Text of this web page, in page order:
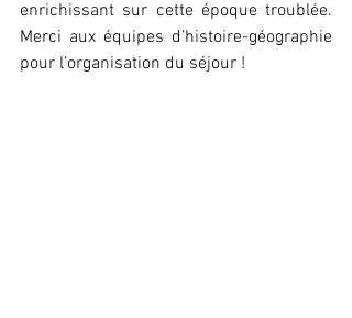
enrichissant sur cette époque troublée.
Merci aux équipes d’histoire-géographie
pour l’organisation du séjour !